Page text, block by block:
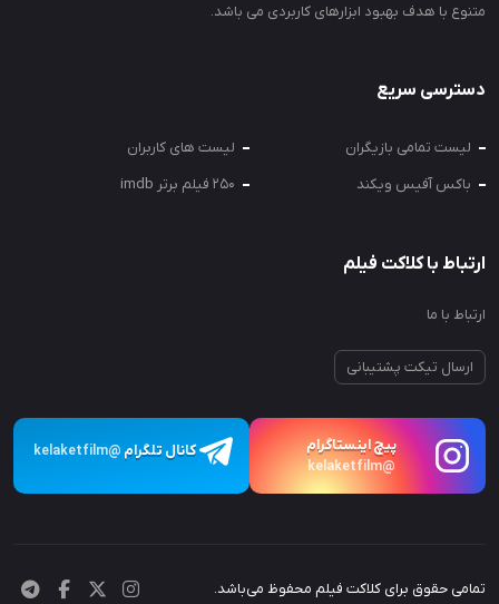
متنوع با هدف بهبود ابزارهای کاربردی می باشد.
دسترسی سریع
لیست تمامی بازیگران
لیست های کاربران
باکس آفیس ویکند
250 فیلم برتر imdb
ارتباط با کلاکت فیلم
ارتباط با ما
ارسال تیکت پشتیبانی
پیچ اینستاگرام
@kelaketfilm
کانال تلگرام @kelaketfilm
تمامی حقوق برای کلاکت فیلم محفوظ می‌باشد.